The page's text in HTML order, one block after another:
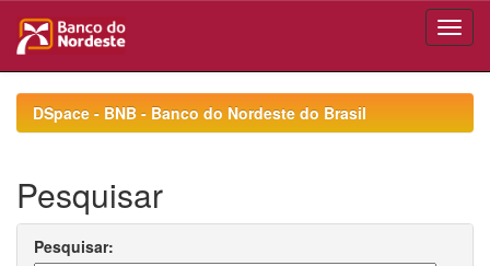
navigationDSpace - BNB - Banco do Nordeste do Brasil
Pesquisar
Pesquisar: